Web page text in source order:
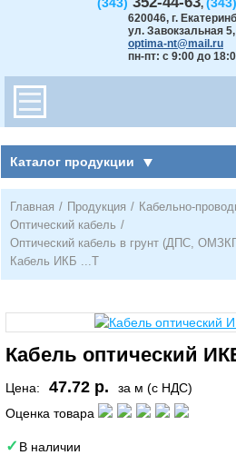
,
620046, г.
ул. Завокзальная
optima-nt@mail.ru
пн-пт: с 9:00 до
Каталог продукции
Главная / Продукция / Кабельно-
Оптический кабель /
Оптический кабель в грунт (ДПС,
Кабель ИКБ ...Т
Кабель оптический
Цена: 47.72 р.
за м (с НДС)
Оценка товара
В наличии